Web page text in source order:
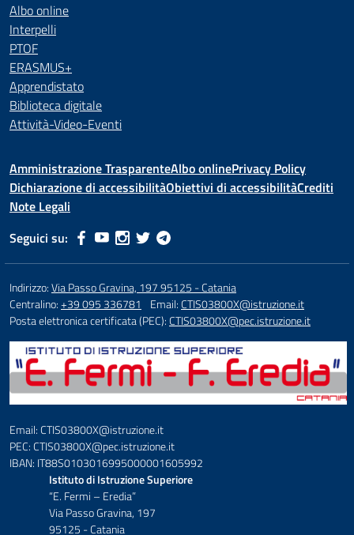
Albo online
Interpelli
PTOF
ERASMUS+
Apprendistato
Biblioteca digitale
Attività-Video-Eventi
Amministrazione TrasparenteAlbo onlinePrivacy Policy
Dichiarazione di accessibilitàObiettivi di accessibilitàCrediti
Note Legali
Seguici su:
Indirizzo:Via Passo Gravina, 197 95125 - Catania
Centralino:+39 095 336781 Email:CTIS03800X@istruzione.it
Posta elettronica certificata (PEC):CTIS03800X@pec.istruzione.it
Email: CTIS03800X@istruzione.it
PEC: CTIS03800X@pec.istruzione.it
IBAN: IT88S0103016995000001605992
Istituto di Istruzione Superiore
“E. Fermi – Eredia”
Via Passo Gravina, 197
95125 - Catania